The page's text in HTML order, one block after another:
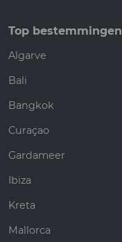
Top bestemmingen
Algarve
Bali
Bangkok
Curaçao
Gardameer
Ibiza
Kreta
Mallorca